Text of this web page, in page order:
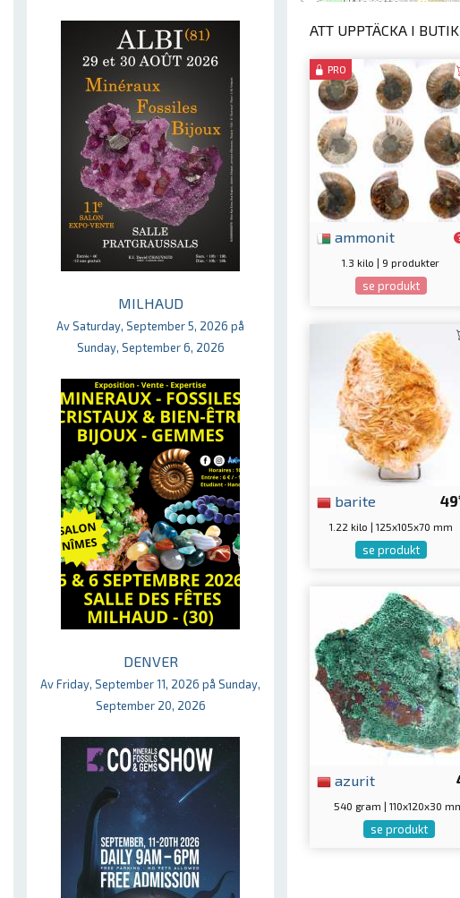
MILHAUD
Av Saturday, September 5, 2026 på
Sunday, September 6, 2026
DENVER
Av Friday, September 11, 2026 på Sunday,
September 20, 2026
ATT UPPTÄCKA I
PRO
ammonit
1.3 kilo | 9 produkter
se produkt
49
barite
1.22 kilo | 125x105x70 mm
se produkt
azurit
540 gram | 110x120x30
se produkt